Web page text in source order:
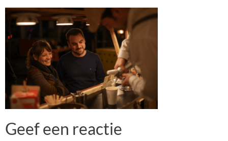
Geef een reactie